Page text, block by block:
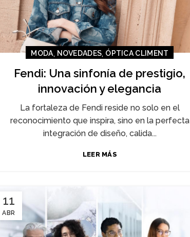
MODA, NOVEDADES, ÓPTICA CLIMENT
Fendi: Una sinfonía de prestigio,
innovación y elegancia
La fortaleza de Fendi reside no solo en el
reconocimiento que inspira, sino en la perfecta
integración de diseño, calida...
LEER MÁS
11
ABR